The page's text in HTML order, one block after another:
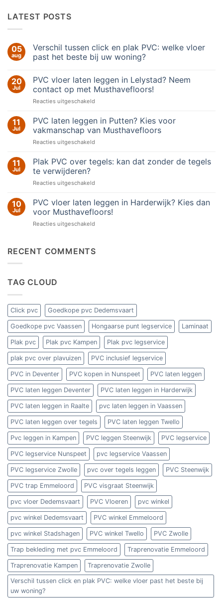
LATEST POSTS
05
aug
Verschil tussen click en plak PVC: welke vloer
past het beste bij uw woning?
op
Verschil
tussen
click
en
PVC:
welke
vloer
het
bij
uw
woning?
20
Jul
PVC vloer laten leggen in Lelystad? Neem
contact op met Musthavefloors!
Reacties uitgeschakeld
vloer
laten
leggen
Neem
contact
11
Jul
PVC laten leggen in Putten? Kies voor
vakmanschap van Musthavefloors
Reacties uitgeschakeld
laten
leggen
voor
vakmanschap
van
11
Jul
Plak PVC over tegels: kan dat zonder de tegels
te verwijderen?
Reacties uitgeschakeld
PVC
over
tegels:
de
10
Jul
PVC vloer laten leggen in Harderwijk? Kies dan
voor Musthavefloors!
Reacties uitgeschakeld
laten
Musthavefloors!
RECENT COMMENTS
TAG CLOUD
Click pvc Goedkope pvc Dedemsvaart
Goedkope pvc Vaassen Hongaarse punt legservice Laminaat
Plak pvc Plak pvc Kampen Plak pvc legservice
plak pvc over plavuizen PVC inclusief legservice
PVC in Deventer PVC kopen in Nunspeet PVC laten leggen
PVC laten leggen Deventer PVC laten leggen in Harderwijk
PVC laten leggen in Raalte pvc laten leggen in Vaassen
PVC laten leggen over tegels PVC laten leggen Twello
Pvc leggen in Kampen PVC leggen Steenwijk PVC legservice
PVC legservice Nunspeet pvc legservice Vaassen
PVC legservice Zwolle pvc over tegels leggen PVC Steenwijk
PVC trap Emmeloord PVC visgraat Steenwijk
pvc vloer Dedemsvaart PVC Vloeren pvc winkel
pvc winkel Dedemsvaart PVC winkel Emmeloord
pvc winkel Stadshagen PVC winkel Twello PVC Zwolle
Trap bekleding met pvc Emmeloord Traprenovatie Emmeloord
Traprenovatie Kampen Traprenovatie Zwolle
Verschil tussen click en plak PVC: welke vloer past het beste bij
uw woning?